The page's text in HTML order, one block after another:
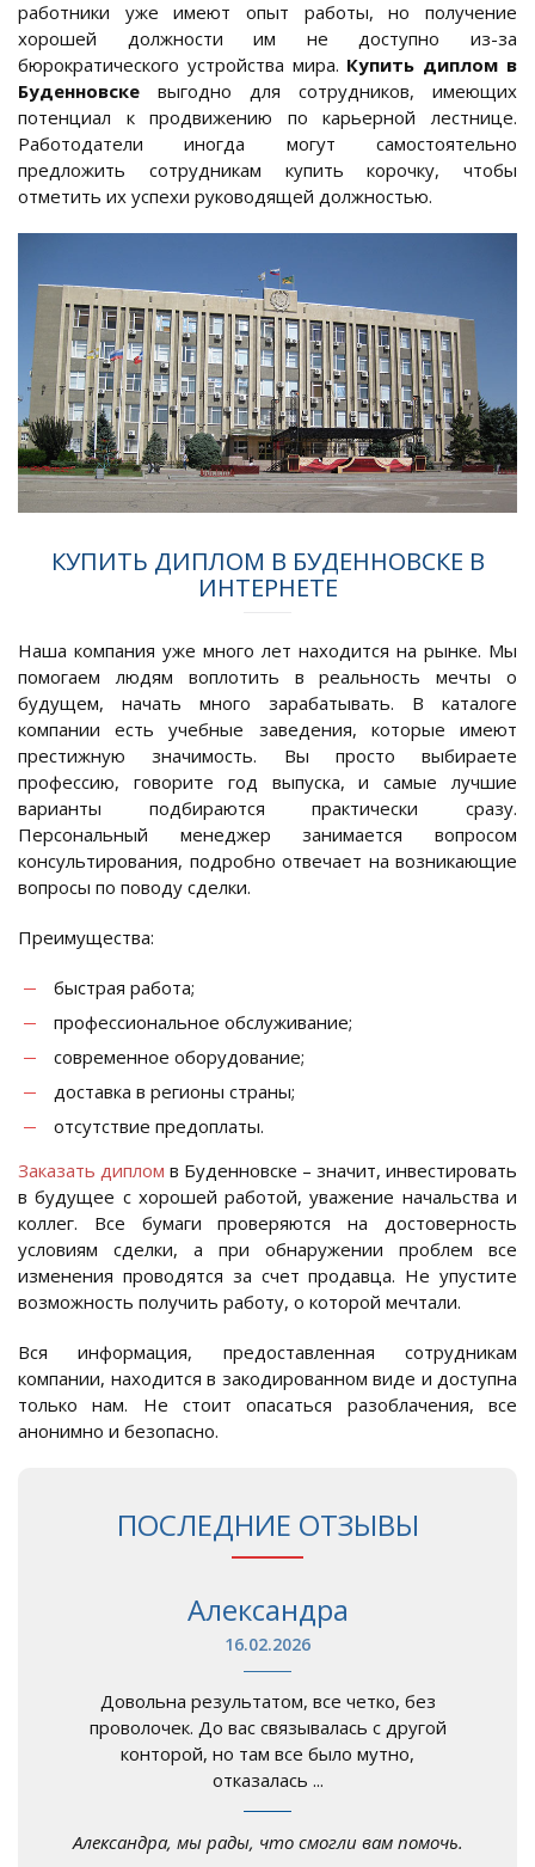
работники уже имеют опыт работы, но получение
хорошей должности им не доступно из-за
бюрократического устройства мира. Купить диплом в
Буденновске выгодно для сотрудников, имеющих
потенциал к продвижению по карьерной лестнице.
Работодатели иногда могут самостоятельно
предложить сотрудникам купить корочку, чтобы
отметить их успехи руководящей должностью.
КУПИТЬ ДИПЛОМ В БУДЕННОВСКЕ В
ИНТЕРНЕТЕ
Наша компания уже много лет находится на рынке. Мы
помогаем людям воплотить в реальность мечты о
будущем, начать много зарабатывать. В каталоге
компании есть учебные заведения, которые имеют
престижную значимость. Вы просто выбираете
профессию, говорите год выпуска, и самые лучшие
варианты подбираются практически сразу.
Персональный менеджер занимается вопросом
консультирования, подробно отвечает на возникающие
вопросы по поводу сделки.
Преимущества:
быстрая работа;
профессиональное обслуживание;
современное оборудование;
доставка в регионы страны;
отсутствие предоплаты.
Заказать диплом в Буденновске – значит, инвестировать
в будущее с хорошей работой, уважение начальства и
коллег. Все бумаги проверяются на достоверность
условиям сделки, а при обнаружении проблем все
изменения проводятся за счет продавца. Не упустите
возможность получить работу, о которой мечтали.
Вся информация, предоставленная сотрудникам
компании, находится в закодированном виде и доступна
только нам. Не стоит опасаться разоблачения, все
анонимно и безопасно.
ПОСЛЕДНИЕ ОТЗЫВЫ
Александра
16.02.2026
Довольна результатом, все четко, без
проволочек. До вас связывалась с другой
конторой, но там все было мутно,
отказалась ...
Александра, мы рады, что смогли вам помочь.